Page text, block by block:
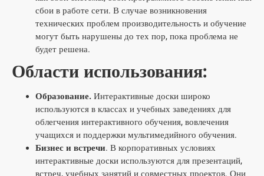
сбои в работе сети. В случае возникновения
технических проблем производительность и обучение
могут быть нарушены до тех пор, пока проблема не
будет решена.
Области использования:
Образование. Интерактивные доски широко
используются в классах и учебных заведениях для
облегчения интерактивного обучения, вовлечения
учащихся и поддержки мультимедийного обучения.
Бизнес и встречи. В корпоративных условиях
интерактивные доски используются для презентаций,
встреч, учебных занятий и совместных проектов. Они